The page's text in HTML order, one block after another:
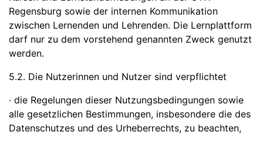
Regensburg sowie der internen Kommunikation
zwischen Lernenden und Lehrenden. Die Lernplattform
darf nur zu dem vorstehend genannten Zweck genutzt
werden.
5.2. Die Nutzerinnen und Nutzer sind verpflichtet
· die Regelungen dieser Nutzungsbedingungen sowie
alle gesetzlichen Bestimmungen, insbesondere die des
Datenschutzes und des Urheberrechts, zu beachten,